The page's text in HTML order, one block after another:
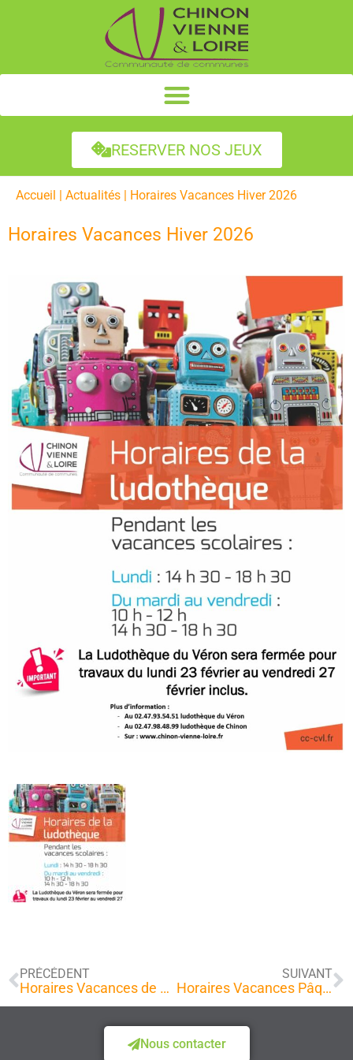
RESERVER NOS JEUX
Accueil | Actualités | Horaires Vacances Hiver 2026
Horaires Vacances Hiver 2026
PRÉCÉDENT
Horaires Vacances de Noël 2025
SUIVANT
Horaires Vacances Pâques 2026
Nous contacter